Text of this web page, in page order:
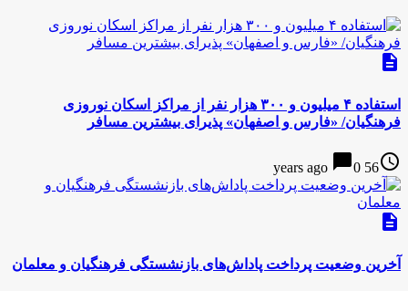
description
استفاده ۴ میلیون و ۳۰۰ هزار نفر از مراکز اسکان نوروزی
فرهنگیان/ «فارس و اصفهان» پذیرای بیشترین مسافر
access_time
56 years ago
chat_bubble0
description
آخرین وضعیت پرداخت پاداش‌های بازنشستگی فرهنگیان و معلمان